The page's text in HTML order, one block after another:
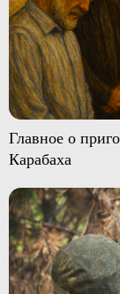
Главное о
Карабаха